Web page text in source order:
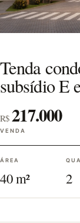
Tenda
subsídio E
R$ 217.000
VENDA
ÁREA
40 m² 2